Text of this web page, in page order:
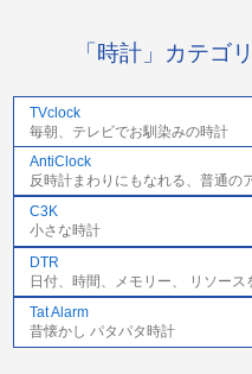
「時計」カテゴ
TVclock
毎朝、テレビでお馴染みの時計
AntiClock
反時計まわりにもなれる、普通の
C3K
小さな時計
DTR
日付、時間、メモリー、 リソー
Tat Alarm
昔懐かし パタパタ時計